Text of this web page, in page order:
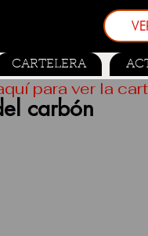
CARTELERA
carbón
para ver la